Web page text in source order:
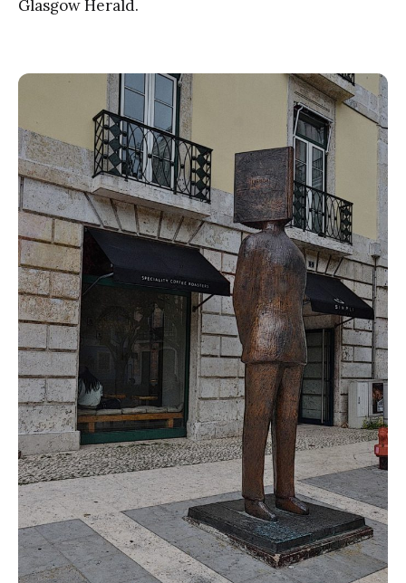
Glasgow Herald.